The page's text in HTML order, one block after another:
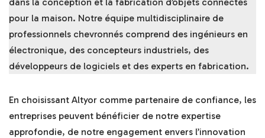
pour la maison. Notre équipe multidisciplinaire de
professionnels chevronnés comprend des ingénieurs en
électronique, des concepteurs industriels, des
développeurs de logiciels et des experts en fabrication.
En choisissant Altyor comme partenaire de confiance, les
entreprises peuvent bénéficier de notre expertise
approfondie, de notre engagement envers l’innovation